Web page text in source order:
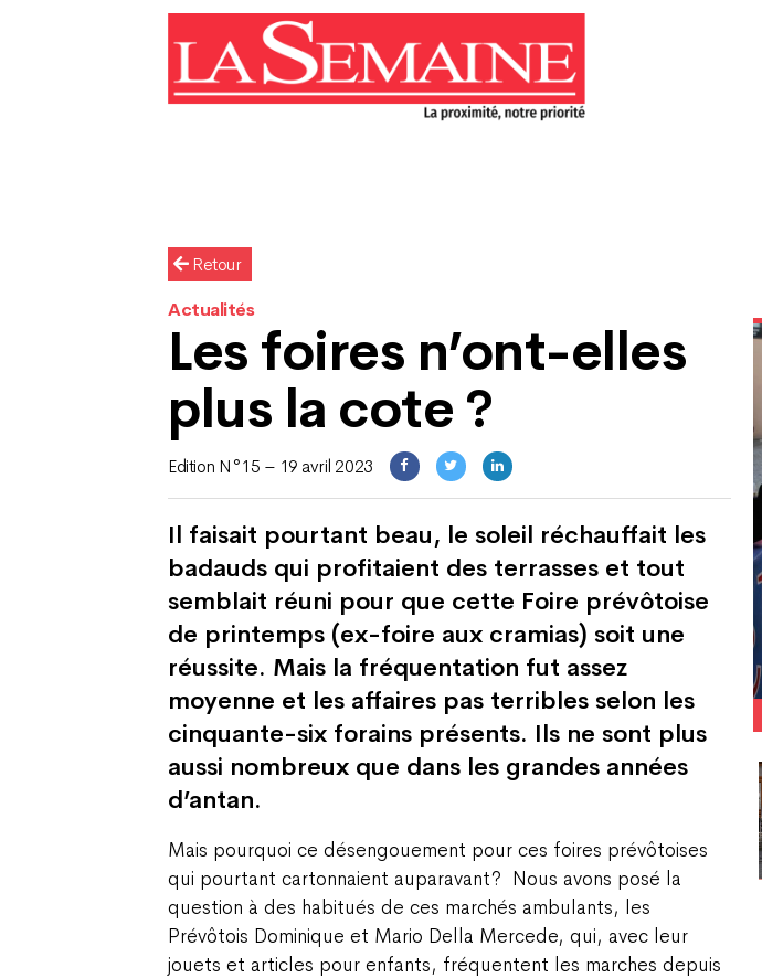
Retour
Actualités
Les foires n’ont-elles
plus la cote ?
Edition N°15 – 19 avril 2023
Il faisait pourtant beau, le soleil réchauffait les
badauds qui profitaient des terrasses et tout
semblait réuni pour que cette Foire prévôtoise
de printemps (ex-foire aux cramias) soit une
réussite. Mais la fréquentation fut assez
moyenne et les affaires pas terribles selon les
cinquante-six forains présents. Ils ne sont plus
aussi nombreux que dans les grandes années
d’antan.
Mais pourquoi ce désengouement pour ces foires prévôtoises
qui pourtant cartonnaient auparavant ? Nous avons posé la
question à des habitués de ces marchés ambulants, les
Prévôtois Dominique et Mario Della Mercede, qui, avec leur
jouets et articles pour enfants, fréquentent les marches depuis